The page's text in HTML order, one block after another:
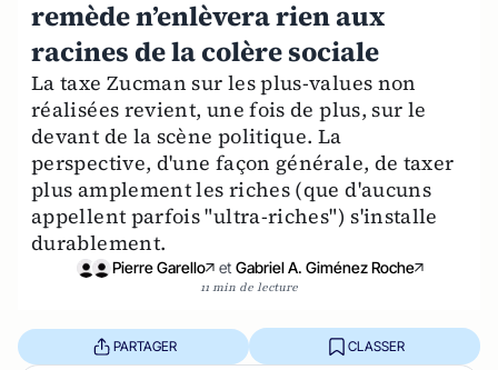
remède n’enlèvera rien aux
racines de la colère sociale
La taxe Zucman sur les plus-values non
réalisées revient, une fois de plus, sur le
devant de la scène politique. La
perspective, d'une façon générale, de taxer
plus amplement les riches (que d'aucuns
appellent parfois "ultra-riches") s'installe
durablement.
Pierre Garello et Gabriel A. Giménez Roche
11 min de lecture
PARTAGER CLASSER